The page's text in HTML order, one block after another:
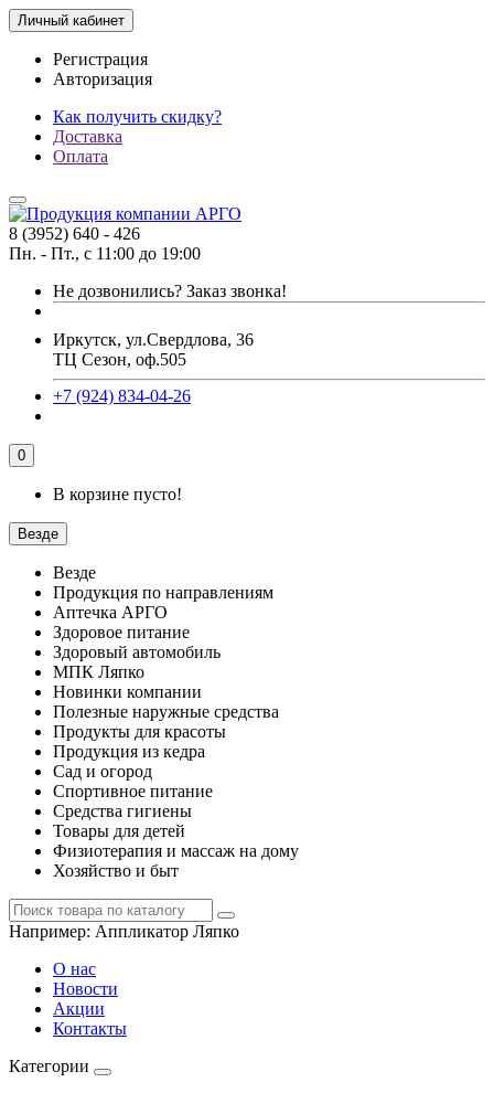
Личный кабинет
Регистрация
Авторизация
Как получить скидку?
Доставка
Оплата
8 (3952) 640 - 426
Пн. - Пт., с 11:00 до 19:00
Не дозвонились? Заказ звонка!
Иркутск, ул.Свердлова, 36
ТЦ Сезон, оф.505
+7 (924) 834-04-26
0
В корзине пусто!
Везде
Везде
Продукция по направлениям
Аптечка АРГО
Здоровое питание
Здоровый автомобиль
МПК Ляпко
Новинки компании
Полезные наружные средства
Продукты для красоты
Продукция из кедра
Сад и огород
Спортивное питание
Средства гигиены
Товары для детей
Физиотерапия и массаж на дому
Хозяйство и быт
Например: Аппликатор Ляпко
О нас
Новости
Акции
Контакты
Категории